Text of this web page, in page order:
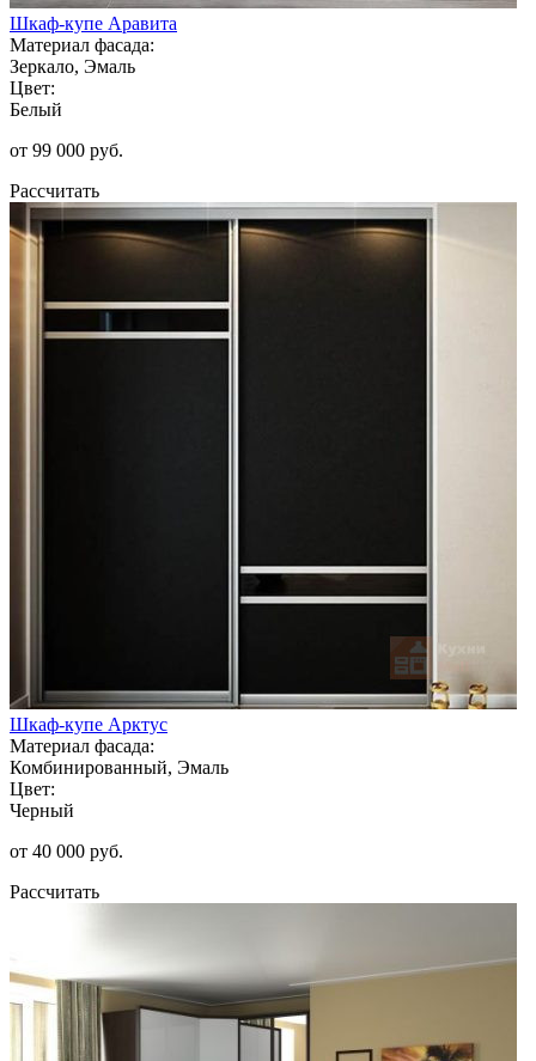
Шкаф-купе Аравита
Материал фасада:
Зеркало, Эмаль
Цвет:
Белый
от 99 000 руб.
Рассчитать
Шкаф-купе Арктус
Материал фасада:
Комбинированный, Эмаль
Цвет:
Черный
от 40 000 руб.
Рассчитать